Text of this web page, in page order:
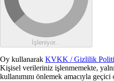
İşleniyor...
Oy kullanarak KVKK / Gizlilik
Kişisel verileriniz işlenmemekte,
kullanımını önlemek amacıyla geçici